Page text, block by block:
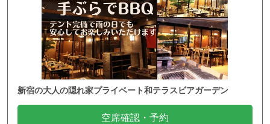
新宿の大人の隠れ家プライベート和テラスビアガーデン
空席確認・予約